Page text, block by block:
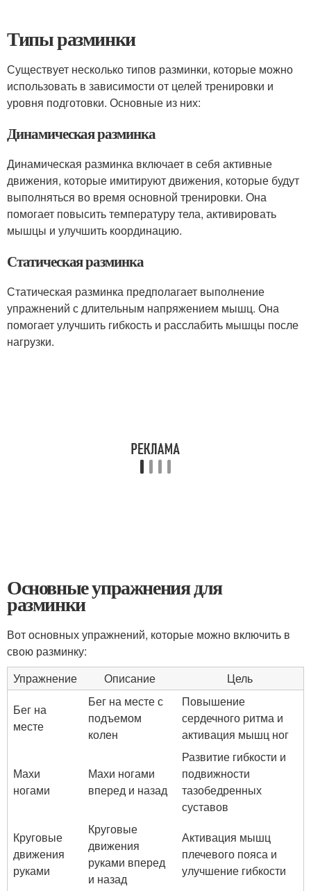
Типы разминки
Существует несколько типов разминки, которые можно
использовать в зависимости от целей тренировки и
уровня подготовки. Основные из них:
Динамическая разминка
Динамическая разминка включает в себя активные
движения, которые имитируют движения, которые будут
выполняться во время основной тренировки. Она
помогает повысить температуру тела, активировать
мышцы и улучшить координацию.
Статическая разминка
Статическая разминка предполагает выполнение
упражнений с длительным напряжением мышц. Она
помогает улучшить гибкость и расслабить мышцы после
нагрузки.
Основные упражнения для
разминки
Вот основных упражнений, которые можно включить в
свою разминку:
Упражнение
Описание
Цель
Бег на
месте
Бег на месте с
подъемом
колен
Повышение
сердечного ритма и
активация мышц ног
Махи
ногами
Махи ногами
вперед и назад
Развитие гибкости и
подвижности
тазобедренных
суставов
Круговые
движения
руками
Круговые
движения
руками вперед
и назад
Активация мышц
плечевого пояса и
улучшение гибкости